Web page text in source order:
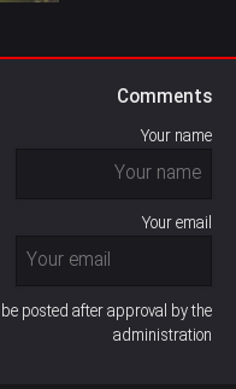
Comments
Your name
Your email
posted after approval by the
administration